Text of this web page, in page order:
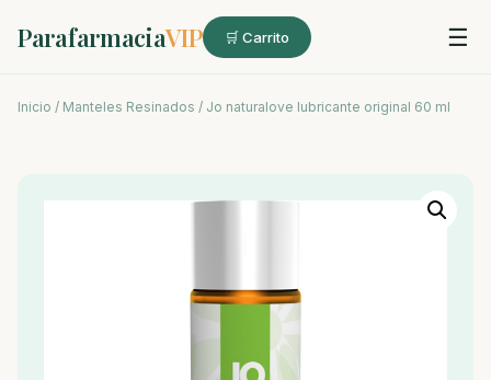
ParafarmaciaVIP 🛒 Carrito ☰
Inicio / Manteles Resinados / Jo naturalove lubricante original 60 ml